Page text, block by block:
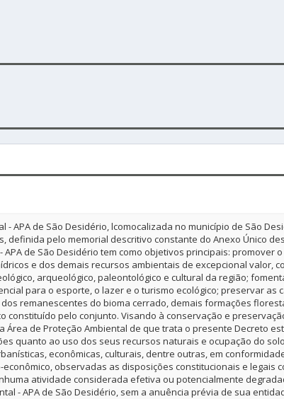
- APA de São Desidério, lcomocalizada no município de São
definida pelo memorial descritivo constante do Anexo Único
de São Desidério tem como objetivos principais: promover
e dos demais recursos ambientais de excepcional valor,
arqueológico, paleontológico e cultural da região;
para o esporte, o lazer e o turismo ecológico; preservar as
remanescentes do bioma cerrado, demais formações
constituído pelo conjunto. Visando à conservação e
Área de Proteção Ambiental de que trata o presente Decreto
quanto ao uso dos seus recursos naturais e ocupação do
econômicas, culturais, dentre outras, em
observadas as disposições constitucionais e legais
atividade considerada efetiva ou potencialmente
- APA de São Desidério, sem a anuência prévia de sua